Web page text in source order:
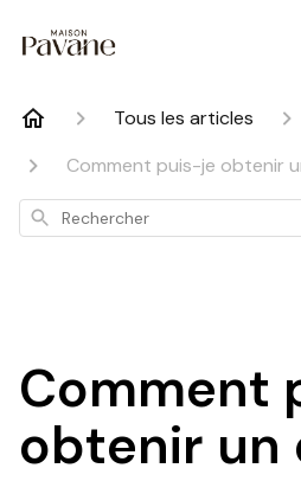
Tous les articles
Comment puis-je obtenir
Rechercher
Comment
obtenir un